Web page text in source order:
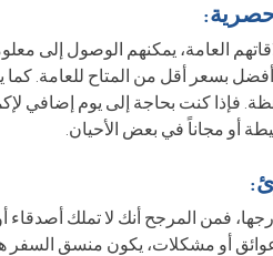
العامة، يمكنهم الوصول إلى
أفضل بسعر أقل من المتاح للعامة.
فإذا كنت بحاجة إلى يوم إضافي
أو مجاناً في بعض الأحيان.
فمن المرجح أنك لا تملك أصدقاء
عوائق أو مشكلات، يكون منسق